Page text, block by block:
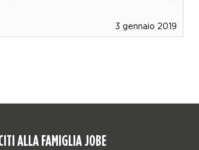
3 gennaio 2019
ALLA FAMIGLIA JOBE